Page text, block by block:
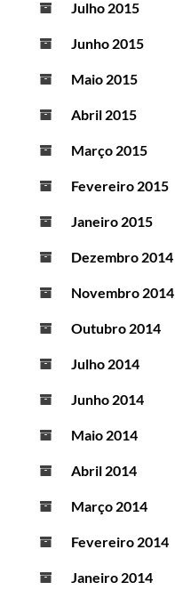
Julho 2015
Junho 2015
Maio 2015
Abril 2015
Março 2015
Fevereiro 2015
Janeiro 2015
Dezembro 2014
Novembro 2014
Outubro 2014
Julho 2014
Junho 2014
Maio 2014
Abril 2014
Março 2014
Fevereiro 2014
Janeiro 2014